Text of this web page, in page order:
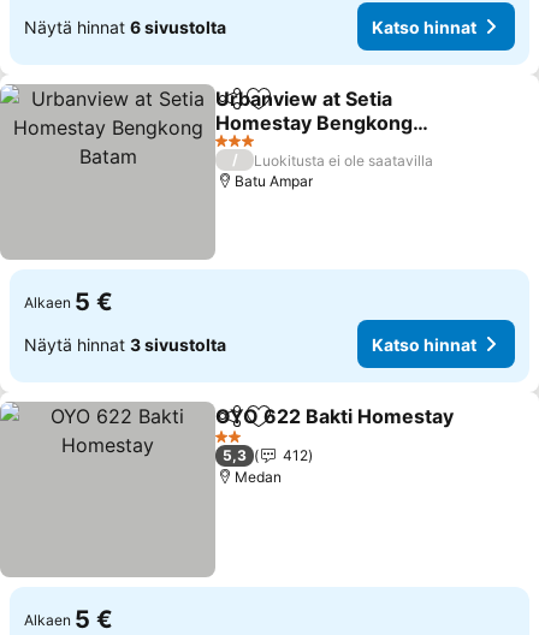
Näytä hinnat 6 sivustolta Katso hinnat
Jaa Lisää suosikkeihin
Urbanview at Setia
Homestay Bengkong
Batam
3 Tähtiluokitus
/
Luokitusta ei ole saatavilla
Batu Ampar
Alkaen 5 €
Näytä hinnat 3 sivustolta Katso hinnat
Jaa Lisää suosikkeihin
OYO 622 Bakti Homestay
2 Tähtiluokitus
5,3
412
Medan
Alkaen 5 €